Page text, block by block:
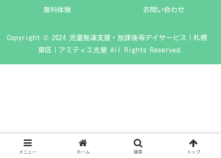
無料体験 お問い合わせ
Copyright © 2024 児童発達支援・放課後等デイサービス｜札幌
東区｜アミティエ光星 All Rights Reserved.
メニュー ホーム 検索 トップ